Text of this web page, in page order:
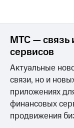
акций
выкупа
акций
Рынок
МТС — связь
сервисов
Актуальные
связи, но и
приложениях
финансовых
продвижения